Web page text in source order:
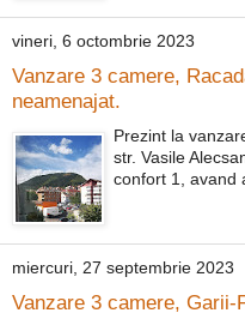
vineri, 6 octombrie 2023
Vanzare 3 camere,
neamenajat.
Prezint la
str. Vasile
confort 1, avand
miercuri, 27 septembrie 2023
Vanzare 3 camere, Garii-